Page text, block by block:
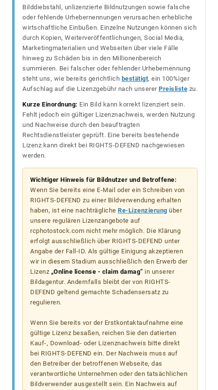
Bilddiebstahl, unlizenzierte Bildnutzungen sowie falsche
oder fehlende Urhebernennungen verursachen erhebliche
wirtschaftliche Einbußen. Einzelne Nutzungen können sich
durch Kopien, Weiterveröffentlichungen, Social Media,
Marketingmaterialien und Webseiten über viele Fälle
hinweg zu Schäden bis in den Millionenbereich
summieren. Bei falscher oder fehlender Urhebernennung
steht uns, wie bereits gerichtlich bestätigt, ein 100%iger
Aufschlag auf die Lizenzgebühr nach unserer Preisliste zu.
Kurze Einordnung: Ein Bild kann korrekt lizenziert sein.
Fehlt jedoch ein gültiger Lizenznachweis, werden Nutzung
und Nachweise durch den beauftragten
Rechtsdienstleister geprüft. Eine bereits bestehende
Lizenz kann direkt bei RIGHTS-DEFEND nachgewiesen
werden.
Wichtiger Hinweis für Bildnutzer und Betroffene:
Wenn Sie bereits eine E-Mail oder ein Schreiben von
RIGHTS-DEFEND zu einer Bildverwendung erhalten
haben, ist eine nachträgliche Re-Lizenzierung über
unsere regulären Lizenzangebote auf
rcphotostock.com nicht mehr möglich. Die Klärung
erfolgt ausschließlich über RIGHTS-DEFEND unter
Angabe der Fall-ID. Als gültige Einigung akzeptieren
wir in diesem Stadium ausschließlich den Erwerb der
Lizenz „Online license - claim damag“ in unserer
Bildagentur. Andernfalls bleibt der von RIGHTS-
DEFEND geltend gemachte Schadensersatz zu
regulieren.
Wenn Sie bereits vor der Erstkontaktaufnahme eine
gültige Lizenz besaßen, reichen Sie den datierten
Kauf-, Download- oder Lizenznachweis bitte direkt
bei RIGHTS-DEFEND ein. Der Nachweis muss auf
den Betreiber der betroffenen Webseite, das
verantwortliche Unternehmen oder den tatsächlichen
Bildverwender ausgestellt sein. Ein Nachweis auf